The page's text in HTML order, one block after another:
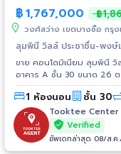
฿1,767,000 ฿
วงศ์สว่าง เขตบางซื่อ กรุ
ลุมพินี วิลล์ ประชาชื่น-พงษ์
ขาย คอนโดมิเนียม ลุมพินี วิ
อาคาร A ชั้น 30 ขนาด 26 ตร.ม. สถานที่ใกล้เคียง - เทสโก้ โลตัส พ
1.0 กม. - โฮมโปร ประชาชื่น
พันธ์ทิพย์ งามวงศ์วาน : 2.1
พลานาด งามวงศ์วาน-แครา
พยาบาลเกษมราษฎร์ : 1.6
ธุรกิจบัณฑิตย์ : 3.0 กม. - มห
สาธารณสุข : 5.0 กม.
1 ห้องนอน ชั้น 30
Tooktee Center
Verified
อัพเดทล่าสุด 08/ส.ค